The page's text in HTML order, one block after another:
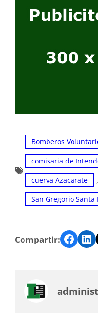
Bomberos
comisaria de
cuerva Azacarate ,
San Gregorio Santa
Compartir: Facebook LinkedIn